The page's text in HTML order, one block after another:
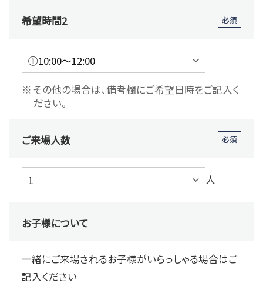
希望時間2 必須
その他の場合は、備考欄にご希望日時をご記入く
ださい。
ご来場人数 必須
人
お子様について
一緒にご来場されるお子様がいらっしゃる場合はご
記入ください